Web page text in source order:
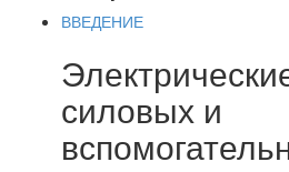
ВВЕДЕНИЕ
силовых и